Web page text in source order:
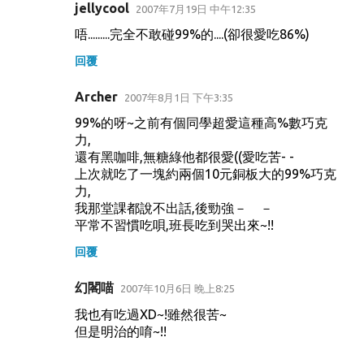
jellycool 2007年7月19日 中午12:35
唔.........完全不敢碰99%的....(卻很愛吃86%)
回覆
Archer 2007年8月1日 下午3:35
99%的呀~之前有個同學超愛這種高%數巧克
力,
還有黑咖啡,無糖綠他都很愛((愛吃苦- -
上次就吃了一塊約兩個10元銅板大的99%巧克
力,
我那堂課都說不出話,後勁強－ －
平常不習慣吃唄,班長吃到哭出來~!!
回覆
幻閣喵 2007年10月6日 晚上8:25
我也有吃過XD~!雖然很苦~
但是明治的唷~!!